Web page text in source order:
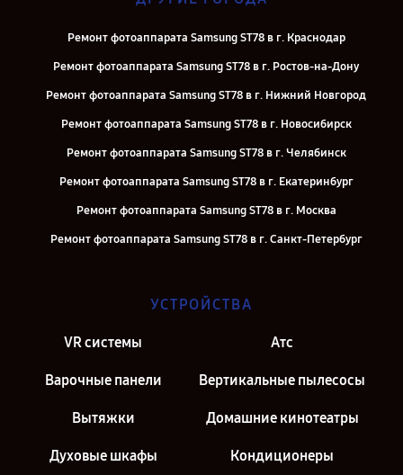
Ремонт фотоаппарата Samsung ST78 в г. Краснодар
Ремонт фотоаппарата Samsung ST78 в г. Ростов-на-Дону
Ремонт фотоаппарата Samsung ST78 в г. Нижний Новгород
Ремонт фотоаппарата Samsung ST78 в г. Новосибирск
Ремонт фотоаппарата Samsung ST78 в г. Челябинск
Ремонт фотоаппарата Samsung ST78 в г. Екатеринбург
Ремонт фотоаппарата Samsung ST78 в г. Москва
Ремонт фотоаппарата Samsung ST78 в г. Санкт-Петербург
УСТРОЙСТВА
VR системы Атс
Варочные панели Вертикальные пылесосы
Вытяжки Домашние кинотеатры
Духовые шкафы Кондиционеры